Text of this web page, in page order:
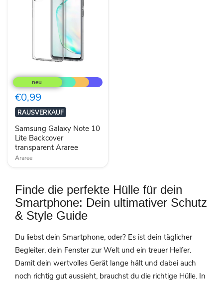
Galaxy
Note
10
Lite
Backcover
transparent
Araree
€0,99
RAUSVERKAUF
Samsung Galaxy Note 10
Lite Backcover
transparent Araree
Araree
Finde die perfekte Hülle für dein
Smartphone: Dein ultimativer Schutz
& Style Guide
Du liebst dein Smartphone, oder? Es ist dein täglicher
Begleiter, dein Fenster zur Welt und ein treuer Helfer.
Damit dein wertvolles Gerät lange hält und dabei auch
noch richtig gut aussieht, brauchst du die richtige Hülle. In